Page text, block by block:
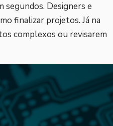
segundos. Designers e
finalizar projetos. Já na
complexos ou revisarem